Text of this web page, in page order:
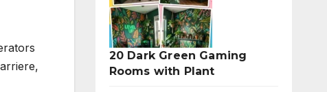
20 Dark Green Gaming
Rooms with Plant